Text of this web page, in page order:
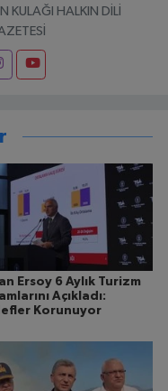
KULAĞI HALKIN DİLİ
Ersoy 6 Aylık Turizm
Açıkladı:
Korunuyor